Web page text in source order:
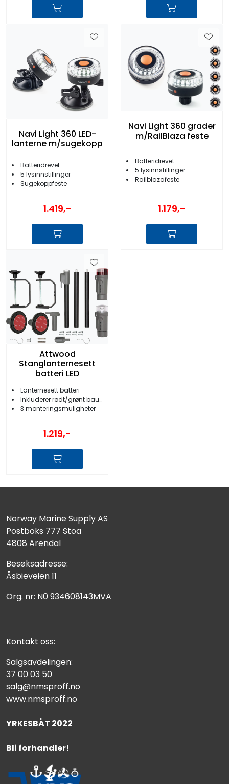
Navi Light 360 LED-
lanterne m/sugekopp
Batteridrevet
5 lysinnstillinger
Sugekoppfeste
1.419,-
Navi Light 360 grader
m/RailBlaza feste
Batteridrevet
5 lysinnstillinger
Railblazafeste
1.179,-
Attwood
Stanglanternesett
batteri LED
Lanternesett batteri
Inkluderer rødt/grønt bauglys
3 monteringsmuligheter
1.219,-
Norway Marine Supply AS
Postboks 777 Stoa
4808 Arendal
Besøksadresse:
Åsbieveien 11
Org. nr: N0 934608143MVA
Kontakt oss:
Salgsavdelingen:
37 00 03 50
salg@nmsproff.no
www.nmsproff.no
YRKESBÅT 2022
Bli forhandler!